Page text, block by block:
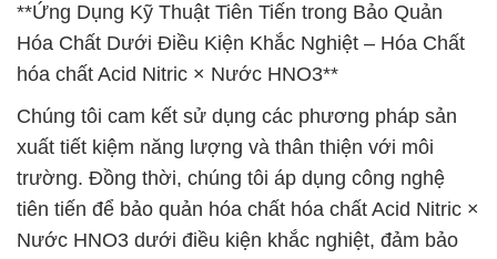
**Ứng Dụng Kỹ Thuật Tiên Tiến trong Bảo Quản
Hóa Chất Dưới Điều Kiện Khắc Nghiệt – Hóa Chất
hóa chất Acid Nitric × Nước HNO3**
Chúng tôi cam kết sử dụng các phương pháp sản
xuất tiết kiệm năng lượng và thân thiện với môi
trường. Đồng thời, chúng tôi áp dụng công nghệ
tiên tiến để bảo quản hóa chất hóa chất Acid Nitric ×
Nước HNO3 dưới điều kiện khắc nghiệt, đảm bảo